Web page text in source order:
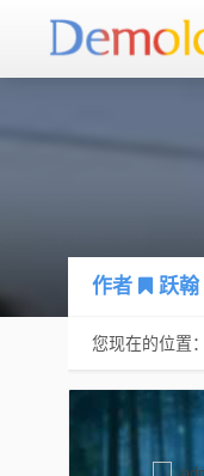
作者 跃翰
您现在的位置：